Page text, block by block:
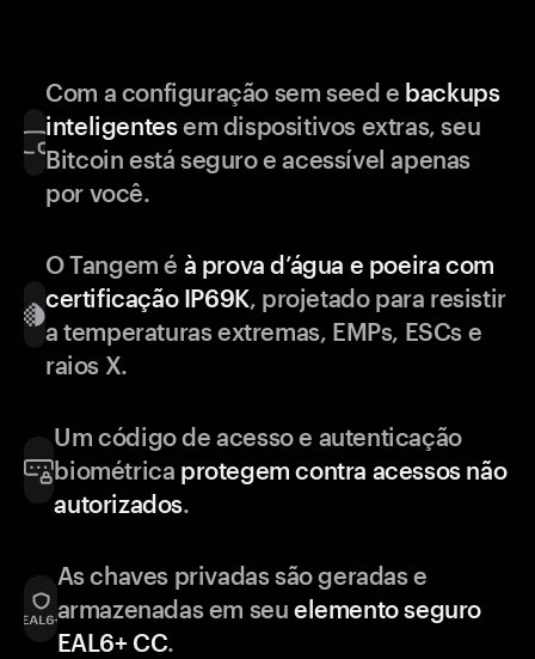
Com a configuração sem seed e backups
inteligentesem dispositivos extras, seu
Bitcoin está seguro e acessível apenas
por você.
O Tangem é à prova d’água e poeira com
certificação IP69K, projetado para resistir
a temperaturas extremas, EMPs, ESCs e
raios X.
Um código de acesso e autenticação
biométrica protegem contra acessos não
autorizados.
As chaves privadas são geradas e
armazenadas em seu elemento seguro
EAL6+ CC.